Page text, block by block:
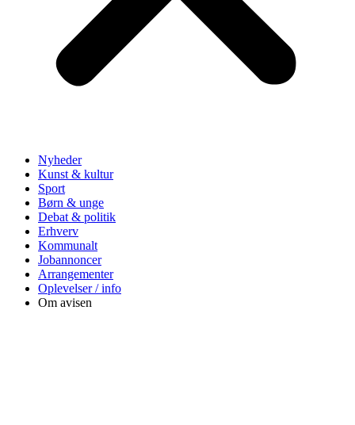
Nyheder
Kunst & kultur
Sport
Børn & unge
Debat & politik
Erhverv
Kommunalt
Jobannoncer
Arrangementer
Oplevelser / info
Om avisen